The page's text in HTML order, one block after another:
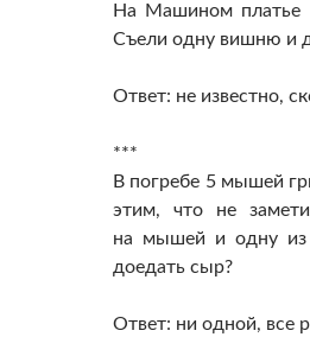
На Машином платье
Съели одну вишню и
Ответ: не известно,
***
В погребе 5 мышей
этим, что не
на мышей и одну из
доедать сыр?
Ответ: ни одной, все